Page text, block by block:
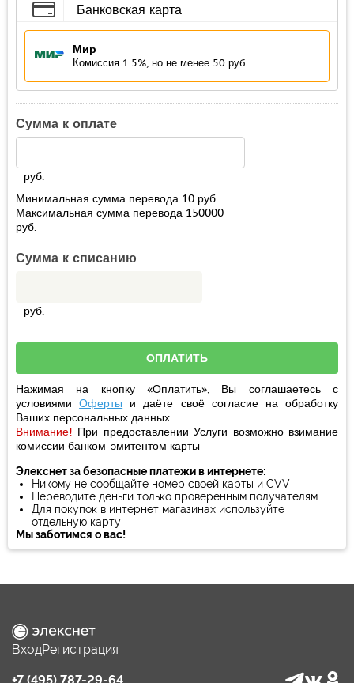
Банковская карта
Мир
Комиссия 1.5%, но не менее 50 руб.
Сумма к оплате
руб.
Минимальная сумма перевода 10 руб.
Максимальная сумма перевода 150000
руб.
Сумма к списанию
руб.
Нажимая на кнопку «Оплатить», Вы соглашаетесь с
условиямиОферты и даёте своё согласиена обработку
Ваших персональных данных.
Внимание! При предоставлении Услуги возможно взимание
комиссии банком-эмитентом карты
Элекснет за безопасные платежи в интернете:
Никому не сообщайте номер своей карты и CVV
Переводите деньги только проверенным получателям
Для покупок в интернет магазинах используйте
отдельную карту
Мы заботимся о вас!
ВходРегистрация